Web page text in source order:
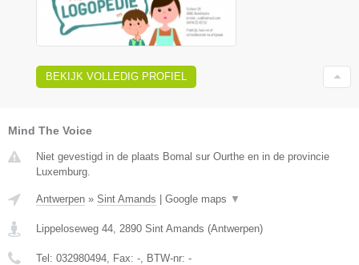
BEKIJK VOLLEDIG PROFIEL
Mind The Voice
Niet gevestigd in de plaats Bomal sur Ourthe en in de provincie
Luxemburg.
Antwerpen » Sint Amands Google maps ▼
Lippeloseweg 44 2890 Sint Amands (Antwerpen)
Tel: 032980494 , Fax: - , BTW-nr: -